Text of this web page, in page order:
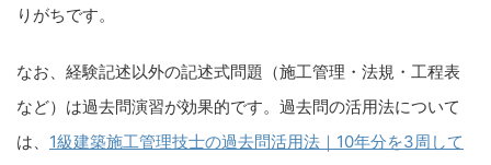
りがちです。
なお、経験記述以外の記述式問題（施工管理・法規・工程表
など）は過去問演習が効果的です。過去問の活用法について
は、 1級建築施工管理技士の過去問活用法｜10年分を3周して